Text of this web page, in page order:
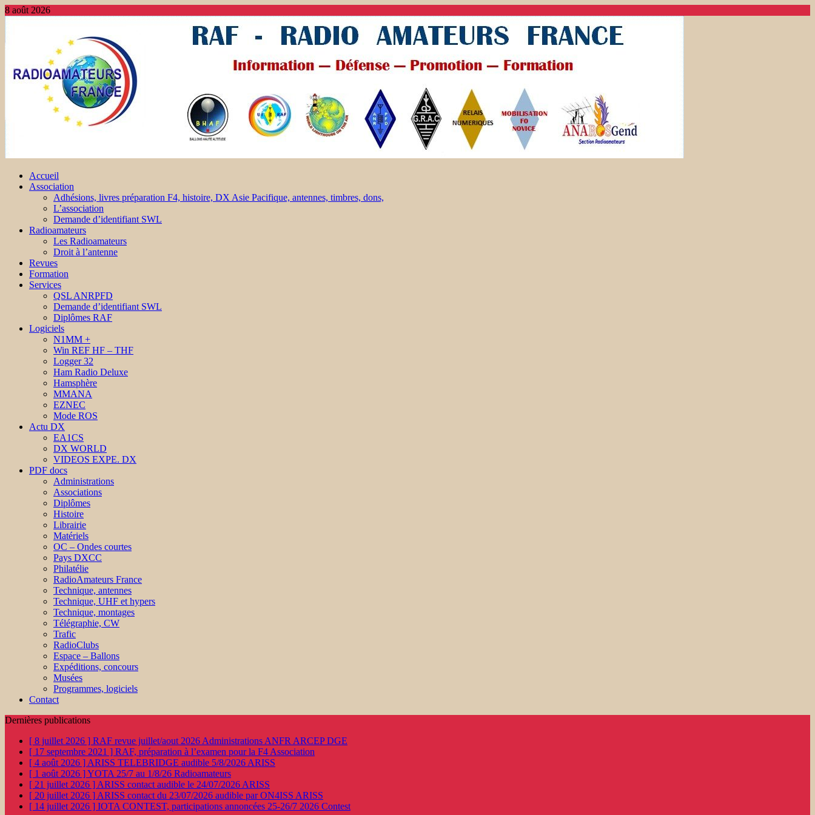
8 août 2026
Accueil
Association
Adhésions, livres préparation F4, histoire, DX Asie Pacifique, antennes, timbres, dons,
L’association
Demande d’identifiant SWL
Radioamateurs
Les Radioamateurs
Droit à l’antenne
Revues
Formation
Services
QSL ANRPFD
Demande d’identifiant SWL
Diplômes RAF
Logiciels
N1MM +
Win REF HF – THF
Logger 32
Ham Radio Deluxe
Hamsphère
MMANA
EZNEC
Mode ROS
Actu DX
EA1CS
DX WORLD
VIDEOS EXPE. DX
PDF docs
Administrations
Associations
Diplômes
Histoire
Librairie
Matériels
OC – Ondes courtes
Pays DXCC
Philatélie
RadioAmateurs France
Technique, antennes
Technique, UHF et hypers
Technique, montages
Télégraphie, CW
Trafic
RadioClubs
Espace – Ballons
Expéditions, concours
Musées
Programmes, logiciels
Contact
Dernières publications
[ 8 juillet 2026 ] RAF revue juillet/aout 2026 Administrations ANFR ARCEP DGE
[ 17 septembre 2021 ] RAF, préparation à l’examen pour la F4 Association
[ 4 août 2026 ] ARISS TELEBRIDGE audible 5/8/2026 ARISS
[ 1 août 2026 ]YOTA 25/7 au 1/8/26 Radioamateurs
[ 21 juillet 2026 ] ARISS contact audible le 24/07/2026 ARISS
[ 20 juillet 2026 ] ARISS contact du 23/07/2026 audible par ON4ISS ARISS
[ 14 juillet 2026 ] IOTA CONTEST, participations annoncées 25-26/7 2026 Contest